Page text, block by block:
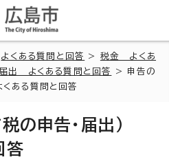
よくある質問と回答 > 税金 よくあ
出 よくある質問と回答
> 申告の
くある質問と回答
の申告・届出）
答